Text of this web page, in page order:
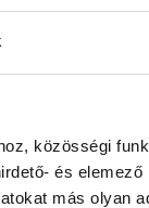
közösségi
és
más olyan
IGÉNY:
erősítés)
Egyéb